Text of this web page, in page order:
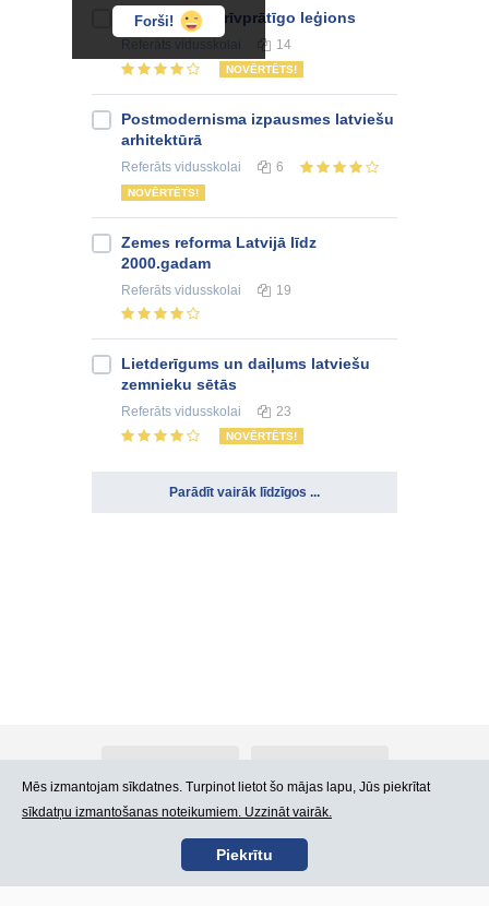
Forši!
Latviešu SS brīvprātīgo leģions
14
NOVĒRTĒTS!
Postmodernisma izpausmes latviešu
arhitektūrā
Referāts vidusskolai 6
NOVĒRTĒTS!
Zemes reforma Latvijā līdz
2000.gadam
Referāts vidusskolai 19
Lietderīgums un daiļums latviešu
zemnieku sētās
Referāts vidusskolai 23
NOVĒRTĒTS!
Parādīt vairāk līdzīgos ...
Kontakti Lietošanas noteikumi
Mēs izmantojam sīkdatnes. Turpinot lietot šo mājas lapu, Jūs piekrītat
sīkdatņu izmantošanas noteikumiem. Uzzināt vairāk.
Piekrītu